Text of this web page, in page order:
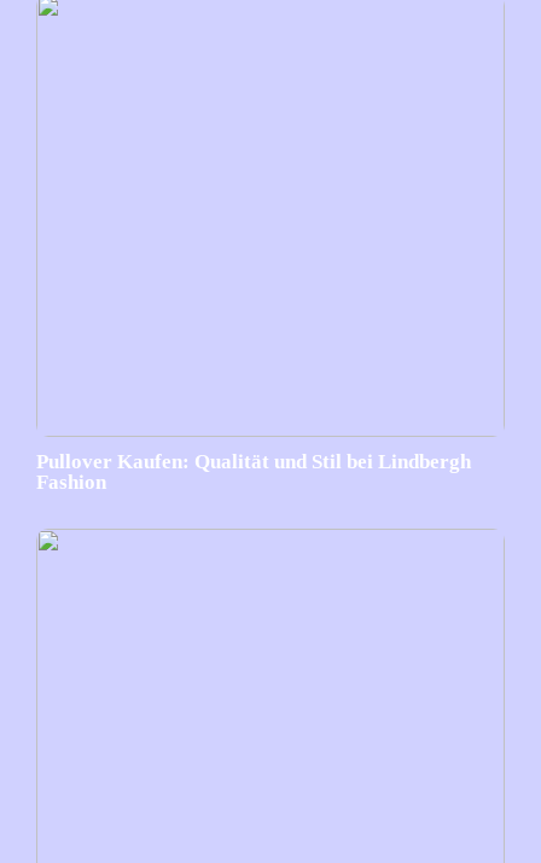
Pullover Kaufen: Qualität und Stil bei Lindbergh
Fashion